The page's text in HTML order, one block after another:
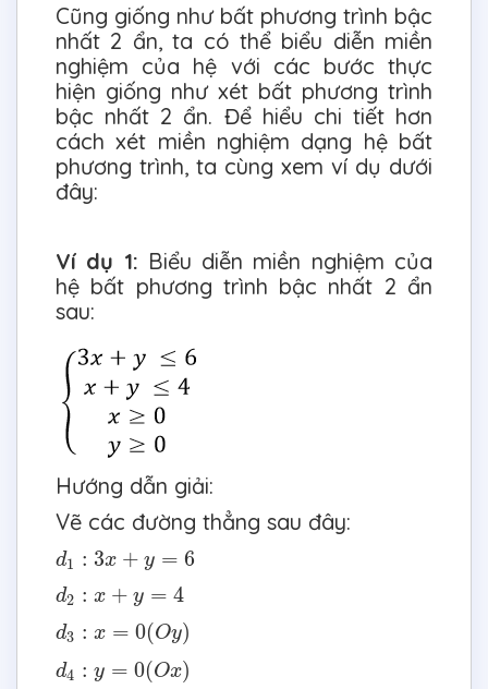
Cũng giống như bất phương trình bậc
nhất 2 ẩn, ta có thể biểu diễn miền
nghiệm của hệ với các bước thực
hiện giống như xét bất phương trình
bậc nhất 2 ẩn. Để hiểu chi tiết hơn
cách xét miền nghiệm dạng hệ bất
phương trình, ta cùng xem ví dụ dưới
đây:
Ví dụ 1: Biểu diễn miền nghiệm của
hệ bất phương trình bậc nhất 2 ẩn
sau:
Hướng dẫn giải:
Vẽ các đường thẳng sau đây:
d1 : 3x + y = 6
d x+ =
d2 : x + y = 4
d :x + y= 4
d3 : x = 0(Oy)
d x = Oy)
d4 : y = 0(Ox)
d Ox)